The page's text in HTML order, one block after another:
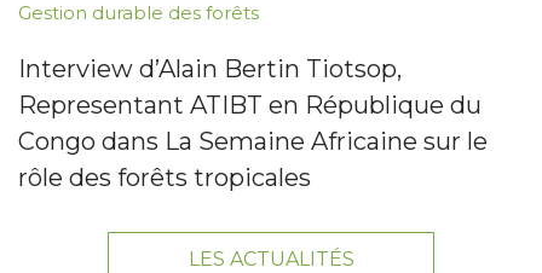
Gestion durable des forêts
Interview d’Alain Bertin Tiotsop,
Representant ATIBT en République du
Congo dans La Semaine Africaine sur le
rôle des forêts tropicales
LES ACTUALITÉS